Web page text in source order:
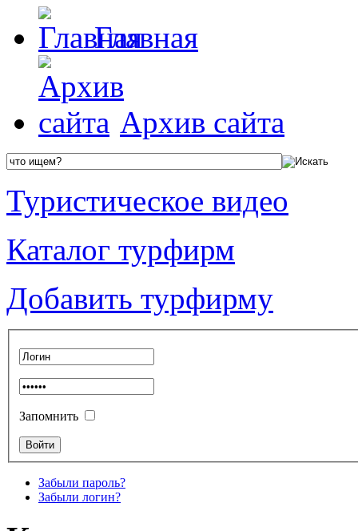
Главная
Архив сайта
Туристическое видео
Каталог турфирм
Добавить турфирму
Запомнить
Забыли пароль?
Забыли логин?